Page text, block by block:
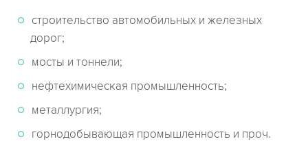
строительство автомобильных и железных
дорог;
мосты и тоннели;
нефтехимическая промышленность;
металлургия;
горнодобывающая промышленность и проч.